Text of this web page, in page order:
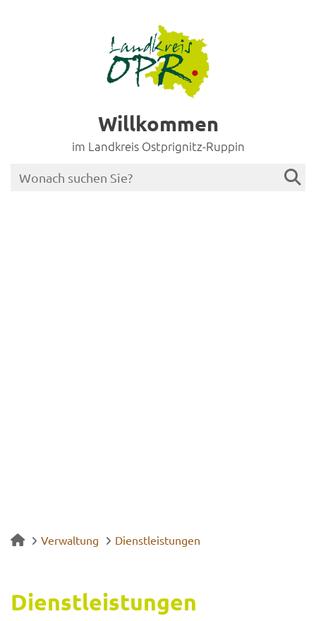
Willkommen
im Landkreis Ostprignitz-Ruppin
Verwaltung Dienstleistungen
Dienst­leis­tun­gen